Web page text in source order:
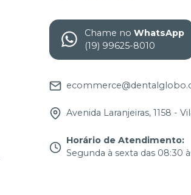
Chame no WhatsApp
(19) 99625-8010
Avenida Laranjeiras, 1158 -
Horário de Atendimento:
Segunda à sexta das 08:30